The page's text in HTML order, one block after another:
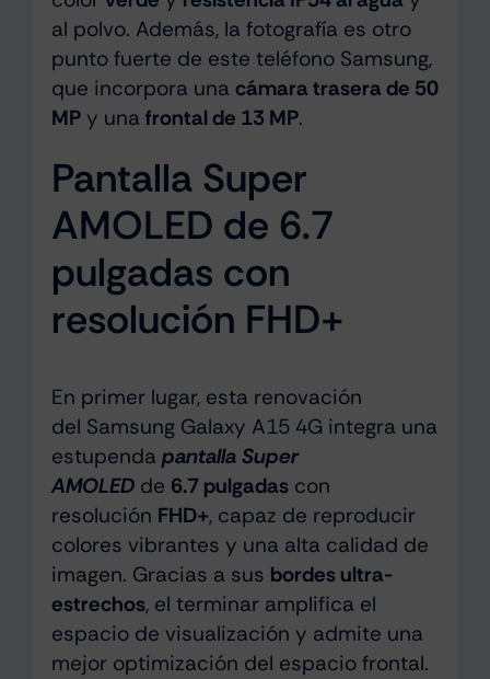
al polvo. Además, la fotografía es otro
punto fuerte de este teléfono Samsung,
que incorpora una cámara trasera de 50
MPy una frontal de 13 MP.
Pantalla Super
AMOLED de 6.7
pulgadas con
resolución FHD+
En primer lugar, esta renovación
del Samsung Galaxy A15 4G integra una
estupenda pantalla Super
AMOLEDde 6.7 pulgadascon
resolución FHD+, capaz de reproducir
colores vibrantes y una alta calidad de
imagen. Gracias a sus bordes ultra-
estrechos, el terminar amplifica el
espacio de visualización y admite una
mejor optimización del espacio frontal.